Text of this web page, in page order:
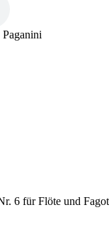
6 für Flöte und